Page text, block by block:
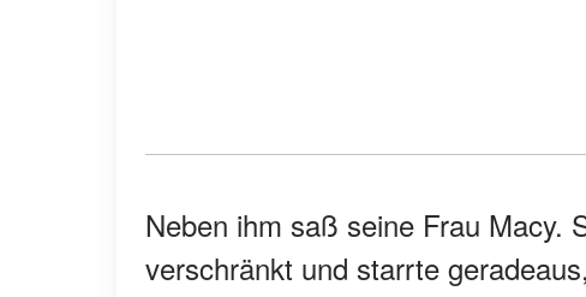
Neben ihm saß seine Frau Macy.
verschränkt und starrte